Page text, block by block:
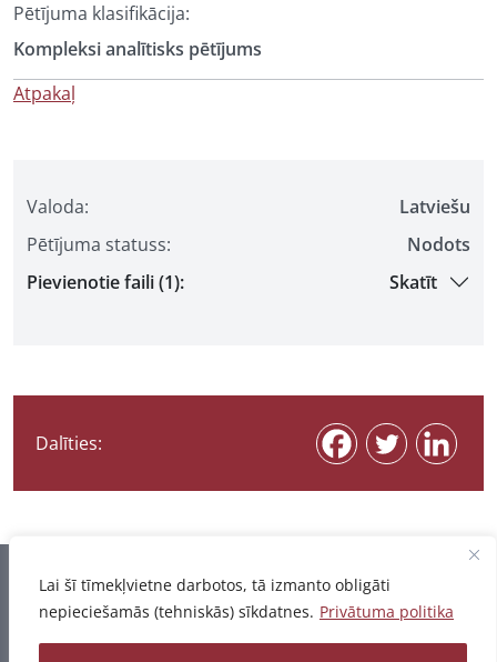
Lai šī tīmekļvietne darbotos, tā izmanto obligāti
nepieciešamās (tehniskās) sīkdatnes. Privātuma politika
Valoda:
Latviešu
Pētījuma statuss:
Nodots
Pievienotie faili (1):
Skatīt
Dalīties:
Pētījuma klasifikācija:
Kompleksi analītisks pētījums
Atpakaļ
Informācija pēdējo reizi atjaunota 07.08.2026